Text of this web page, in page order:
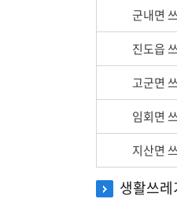
군내면
진도읍
고군면
임회면
지산면
생활쓰